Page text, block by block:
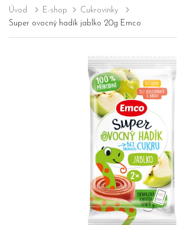
Úvod E-shop
Cukrovinky
Super ovocný hadík jablko 20g Emco